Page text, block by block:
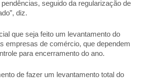
seguido da regularização de
diz.
que seja feito um levantamento do
empresas de comércio, que dependem
para encerramento do ano.
de fazer um levantamento total do